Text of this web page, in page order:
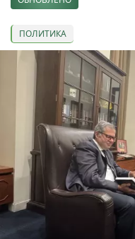
ПОЛИТИКА